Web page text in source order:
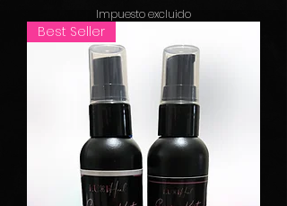
Impuesto excluido
Best Seller